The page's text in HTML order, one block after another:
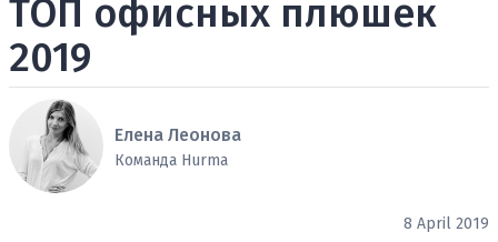
ТОП офисных плюшек
2019
Елена Леонова
Команда Hurma
8 April 2019